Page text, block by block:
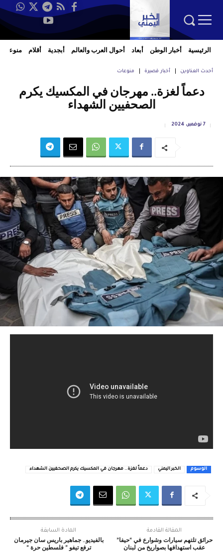
الرئيسية أخبار الوطن أبعاد أحوال العرب والعالم أبجدية أقلام منوعات
أحدث العناوين أخبار قصيرة منوعات
دعماً لغزة.. مهرجان في المكسيك يكرم
الصحفيين الشهداء
7 نوفمبر، 2024
الوسوم الخبر اليمني دعماً لغزة.. مهرجان في المكسيك يكرم الصحفيين الشهداء
المادة السابقة
بالفيديو.. جماهير باريس سان جيرمان
ترفع تيفو ” فلسطين حرة “
المقالة القادمة
حرائق تلتهم سيارات وشوارع في “حيفا”
عقب استهدافها بصواريخ من لبنان